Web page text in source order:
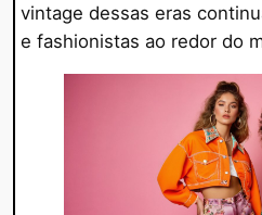
vintage dessas eras
e fashionistas ao redor do